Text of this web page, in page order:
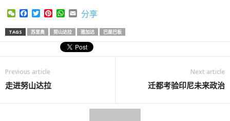
WeChatFacebook
TwitterPinterest
WhatsApp
Email
分享
TAGS 苏里奥 努山达拉 雅加达 巴厘巴板
Previous article
走进努山达拉
Next article
迁都考验印尼未来政治